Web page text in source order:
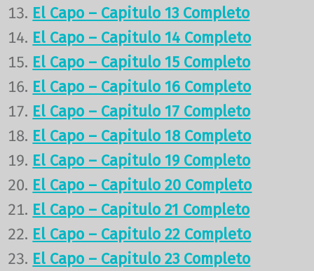
El Capo – Capitulo 13 Completo
El Capo – Capitulo 14 Completo
El Capo – Capitulo 15 Completo
El Capo – Capitulo 16 Completo
El Capo – Capitulo 17 Completo
El Capo – Capitulo 18 Completo
El Capo – Capitulo 19 Completo
El Capo – Capitulo 20 Completo
El Capo – Capitulo 21 Completo
El Capo – Capitulo 22 Completo
El Capo – Capitulo 23 Completo